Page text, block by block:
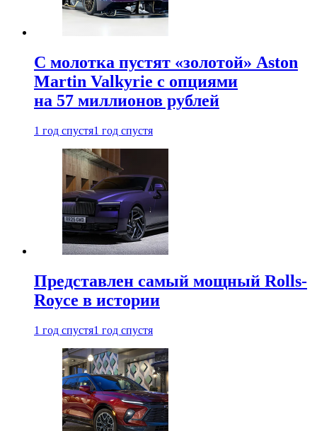
С молотка пустят «золотой» Aston
Martin Valkyrie с опциями
на 57 миллионов рублей
1 год спустя1 год спустя
Представлен самый мощный Rolls-
Royce в истории
1 год спустя1 год спустя